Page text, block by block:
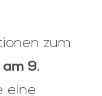
zum
9.
eine